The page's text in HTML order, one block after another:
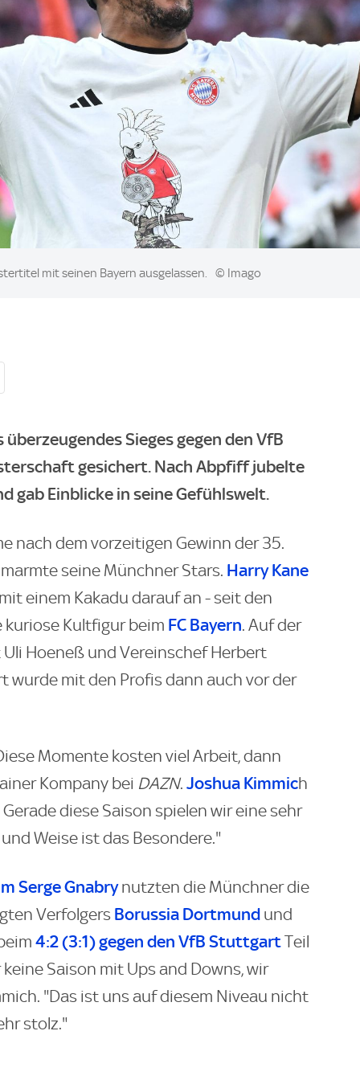
mit seinen Bayern ausgelassen. © Imago
Sieges gegen den VfB
gesichert. Nach Abpfiff jubelte
gab Einblicke in seine Gefühlswelt.
nach dem vorzeitigen Gewinn der 35.
seine Münchner Stars. Harry Kane
einem Kakadu darauf an - seit den
Kultfigur beim FC Bayern. Auf der
Hoeneß und Vereinschef Herbert
wurde mit den Profis dann auch vor der
Momente kosten viel Arbeit, dann
Kompany bei DAZN. Joshua Kimmich
diese Saison spielen wir eine sehr
Weise ist das Besondere."
Serge Gnabrynutzten die Münchner die
Verfolgers Borussia Dortmund und
4:2 (3:1) gegen den VfB StuttgartTeil
Saison mit Ups and Downs, wir
"Das ist uns auf diesem Niveau nicht
stolz."